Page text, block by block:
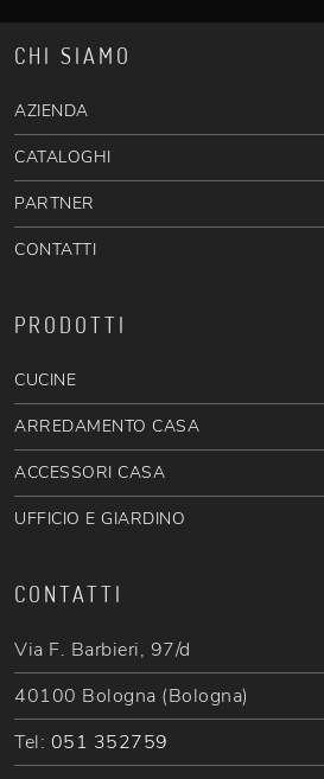
CHI SIAMO
AZIENDA
CATALOGHI
PARTNER
CONTATTI
PRODOTTI
CUCINE
ARREDAMENTO CASA
ACCESSORI CASA
UFFICIO E GIARDINO
CONTATTI
Via F. Barbieri, 97/d
40100 Bologna (Bologna)
Tel: 051 352759